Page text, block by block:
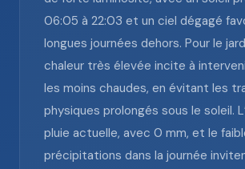
06:05 à 22:03 et un ciel dégagé
longues journées dehors. Pour le
chaleur très élevée incite à
les moins chaudes, en évitant les
physiques prolongés sous le soleil.
pluie actuelle, avec 0 mm, et le
précipitations dans la journée